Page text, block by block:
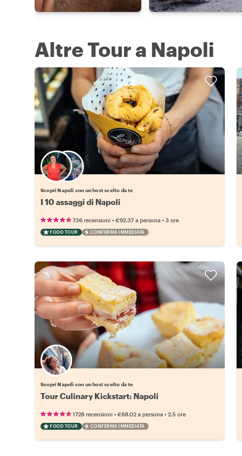
Altre Tour a Napoli
Scegli il tuo local preferito
Scopri Napoli con un host scelto da te
I 10 assaggi di Napoli
736 recensioni • €92.37 a persona • 3 ore
FOOD TOUR CONFERMA IMMEDIATA
Scegli il tuo local preferito
Scopri Napoli con un host scelto da te
Tour Culinary Kickstart: Napoli
1728 recensioni • €68.02 a persona • 2.5 ore
FOOD TOUR CONFERMA IMMEDIATA